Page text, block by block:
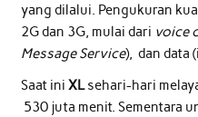
yang dilalui. Pengukuran
2G dan 3G, mulai dari voice
Message Service), dan data
Saat ini XLsehari-hari
530 juta menit. Sementara